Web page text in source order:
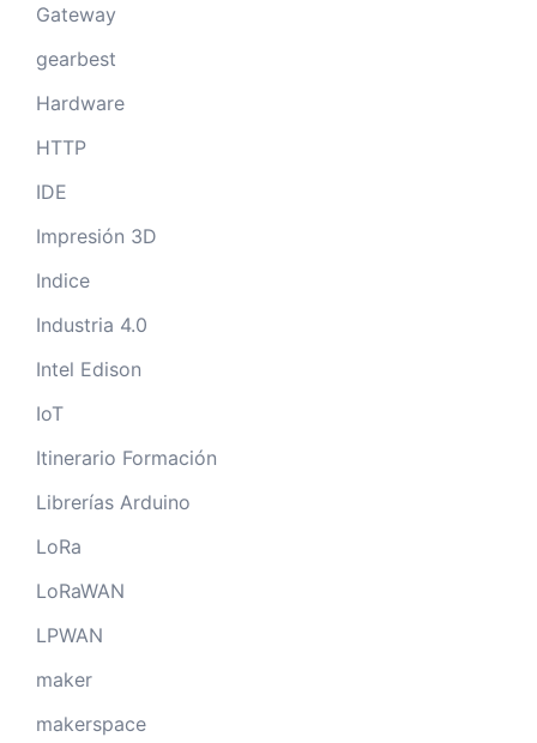
Gateway
gearbest
Hardware
HTTP
IDE
Impresión 3D
Indice
Industria 4.0
Intel Edison
IoT
Itinerario Formación
Librerías Arduino
LoRa
LoRaWAN
LPWAN
maker
makerspace